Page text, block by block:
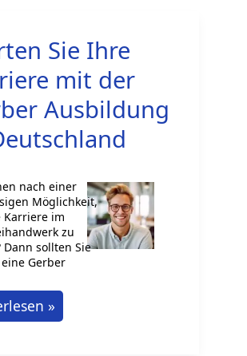
Sie Ihre
mit der
Ausbildung
nach einer
Möglichkeit,
Karriere im
zu
Dann sollten Sie
Gerber
»